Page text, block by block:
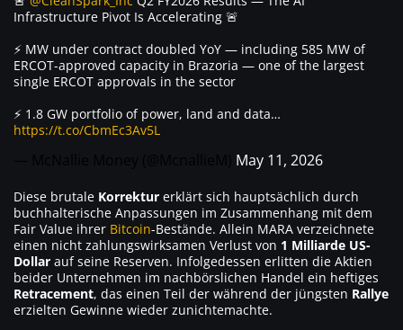
Infrastructure Pivot Is Accelerating 🚨
⚡ MW under contract doubled YoY — including 585 MW of
ERCOT-approved capacity in Brazoria — one of the largest
single ERCOT approvals in the sector
⚡ 1.8 GW portfolio of power, land and data…
https://t.co/CbmEc3Av5L
May 11, 2026
Diese brutale Korrektur erklärt sich hauptsächlich durch
buchhalterische Anpassungen im Zusammenhang mit dem
Fair Value ihrer Bitcoin-Bestände. Allein MARA verzeichnete
einen nicht zahlungswirksamen Verlust von 1 Milliarde US-
Dollar auf seine Reserven. Infolgedessen erlitten die Aktien
beider Unternehmen im nachbörslichen Handel ein heftiges
Retracement, das einen Teil der während der jüngsten Rallye
erzielten Gewinne wieder zunichtemachte.